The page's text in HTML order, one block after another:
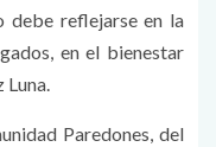
debe reflejarse en la
en el bienestar
Luna.
Paredones, del